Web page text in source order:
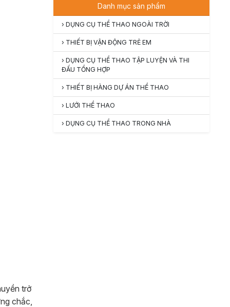
trở
chắc,
Danh mục sản phẩm
› DỤNG CỤ THỂ THAO NGOÀI TRỜI
› THIẾT BỊ VẬN ĐỘNG TRẺ EM
› DỤNG CỤ THỂ THAO TẬP LUYỆN VÀ THI
ĐẤU TỔNG HỢP
› THIẾT BỊ HÀNG DỰ ÁN THỂ THAO
› LƯỚI THỂ THAO
› DỤNG CỤ THỂ THAO TRONG NHÀ